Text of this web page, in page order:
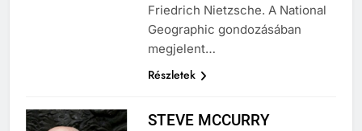
Friedrich Nietzsche. A National
Geographic gondozásában
megjelent…
Részletek
STEVE MCCURRY